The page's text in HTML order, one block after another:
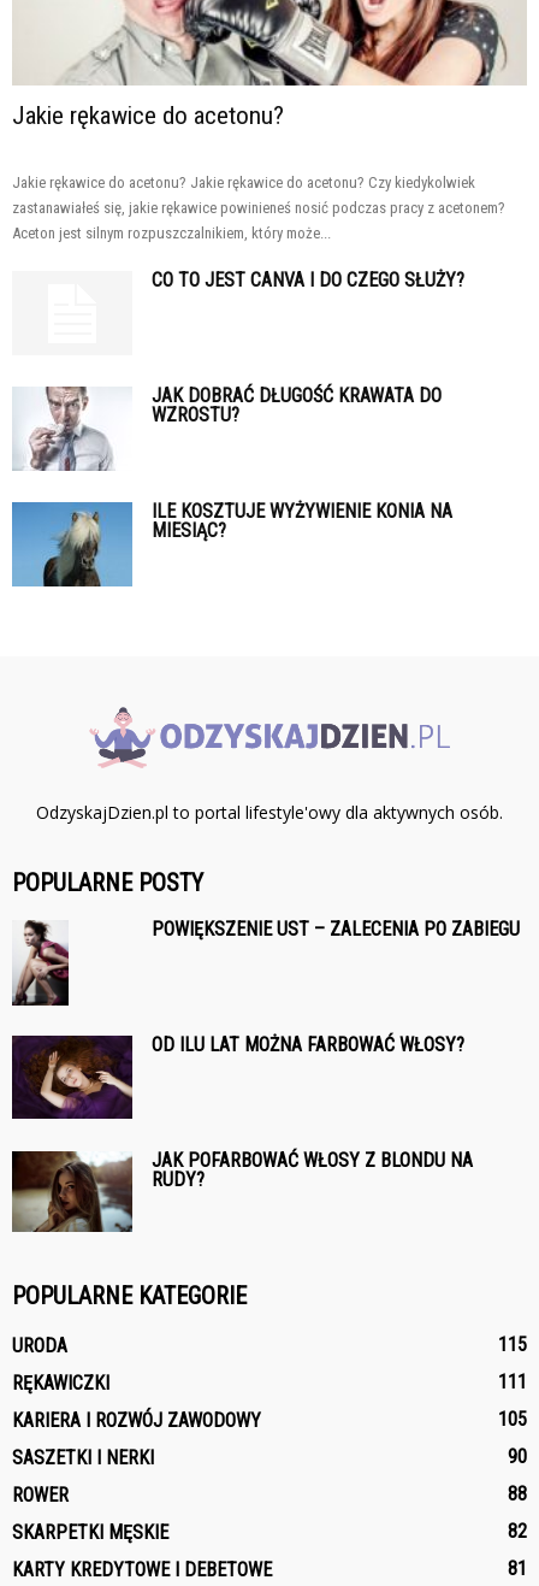
Jakie rękawice do acetonu?
Jakie rękawice do acetonu? Jakie rękawice do acetonu? Czy kiedykolwiek
zastanawiałeś się, jakie rękawice powinieneś nosić podczas pracy z acetonem?
Aceton jest silnym rozpuszczalnikiem, który może...
CO TO JEST CANVA I DO CZEGO SŁUŻY?
JAK DOBRAĆ DŁUGOŚĆ KRAWATA DO
WZROSTU?
ILE KOSZTUJE WYŻYWIENIE KONIA NA
MIESIĄC?
OdzyskajDzien.pl to portal lifestyle'owy dla aktywnych osób.
POPULARNE POSTY
POWIĘKSZENIE UST – ZALECENIA PO ZABIEGU
OD ILU LAT MOŻNA FARBOWAĆ WŁOSY?
JAK POFARBOWAĆ WŁOSY Z BLONDU NA
RUDY?
POPULARNE KATEGORIE
URODA
115
RĘKAWICZKI
111
KARIERA I ROZWÓJ ZAWODOWY
105
SASZETKI I NERKI
90
ROWER
88
SKARPETKI MĘSKIE
82
KARTY KREDYTOWE I DEBETOWE
81